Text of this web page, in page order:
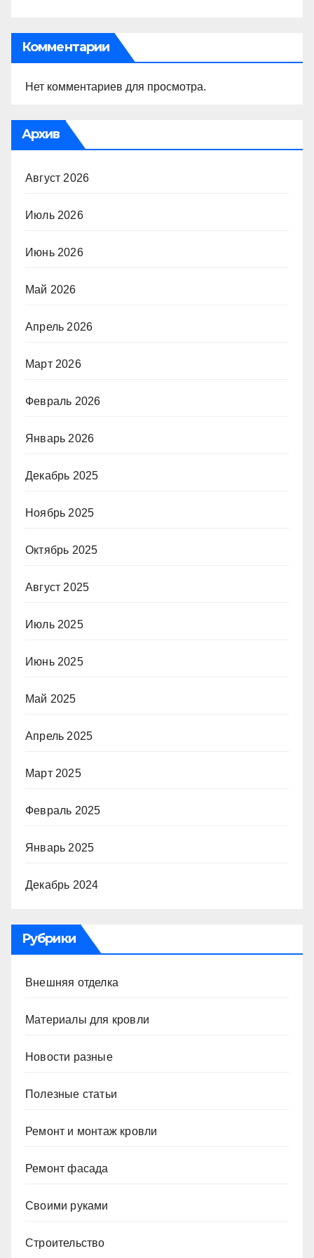
Комментарии
Нет комментариев для просмотра.
Архив
Август 2026
Июль 2026
Июнь 2026
Май 2026
Апрель 2026
Март 2026
Февраль 2026
Январь 2026
Декабрь 2025
Ноябрь 2025
Октябрь 2025
Август 2025
Июль 2025
Июнь 2025
Май 2025
Апрель 2025
Март 2025
Февраль 2025
Январь 2025
Декабрь 2024
Рубрики
Внешняя отделка
Материалы для кровли
Новости разные
Полезные статьи
Ремонт и монтаж кровли
Ремонт фасада
Своими руками
Строительство